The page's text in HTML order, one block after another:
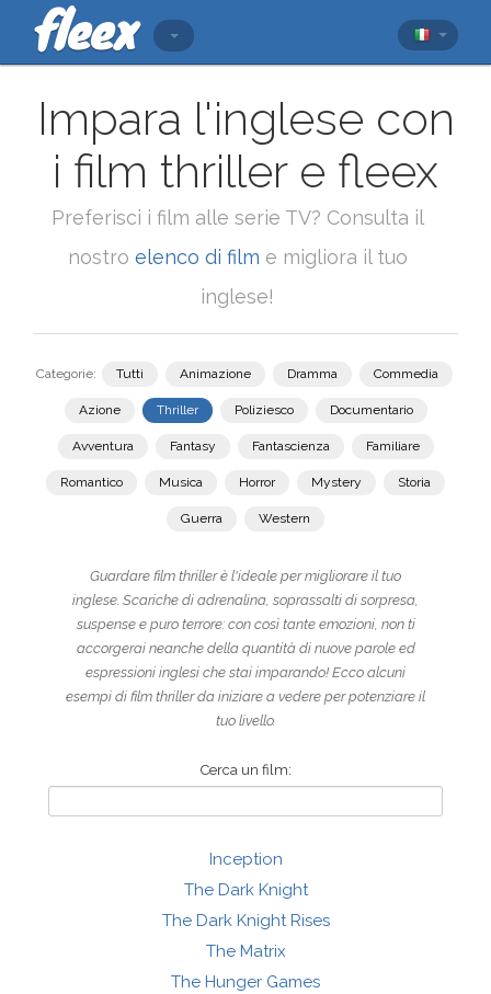
Impara l'inglese con
i film thriller e fleex
Preferisci i film alle serie TV? Consulta il
nostro elenco di film e migliora il tuo
inglese!
Categorie: Tutti Animazione Dramma Commedia
Azione Thriller Poliziesco Documentario
Avventura Fantasy Fantascienza Familiare
Romantico Musica Horror Mystery Storia
Guerra Western
Guardare film thriller è l'ideale per migliorare il tuo
inglese. Scariche di adrenalina, soprassalti di sorpresa,
suspense e puro terrore: con così tante emozioni, non ti
accorgerai neanche della quantità di nuove parole ed
espressioni inglesi che stai imparando! Ecco alcuni
esempi di film thriller da iniziare a vedere per potenziare il
tuo livello.
Cerca un film:
Inception
The Dark Knight
The Dark Knight Rises
The Matrix
The Hunger Games